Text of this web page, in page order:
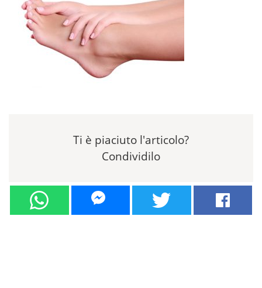
Ti è piaciuto l'articolo?
Condividilo